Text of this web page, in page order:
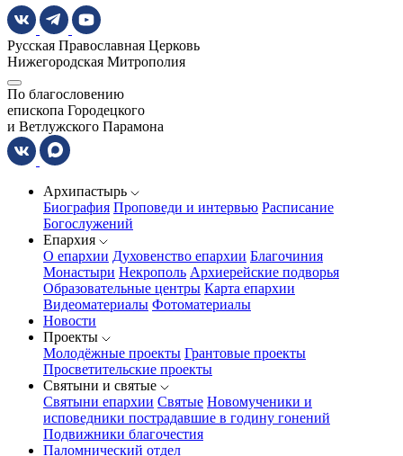
Русская Православная Церковь
Нижегородская Митрополия
По благословению
епископа Городецкого
и Ветлужского Парамона
Архипастырь
Биография Проповеди и интервью Расписание
Богослужений
Епархия
О епархии Духовенство епархии Благочиния
Монастыри Некрополь Архиерейские подворья
Образовательные центры Карта епархии
Видеоматериалы Фотоматериалы
Новости
Проекты
Молодёжные проекты Грантовые проекты
Просветительские проекты
Святыни и святые
Святыни епархии Святые Новомученики и
исповедники пострадавшие в годину гонений
Подвижники благочестия
Паломнический отдел